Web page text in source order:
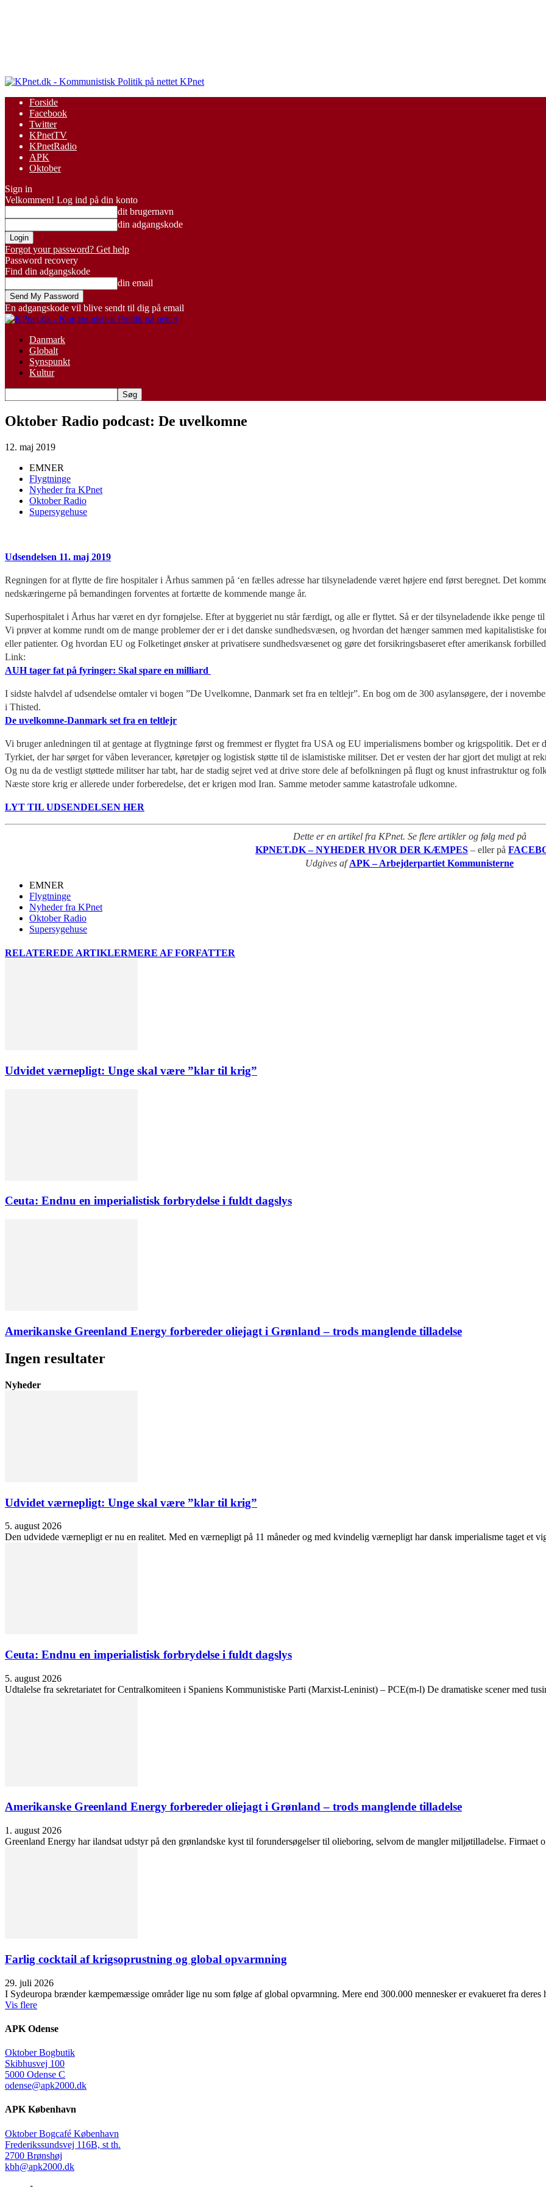
KPnet
Forside
Facebook
Twitter
KPnetTV
KPnetRadio
APK
Oktober
Sign in
Velkommen! Log ind på din konto
dit brugernavn
din adgangskode
Forgot your password? Get help
Password recovery
Find din adgangskode
din email
En adgangskode vil blive sendt til dig på email
Danmark
Globalt
Synspunkt
Kultur
Oktober Radio podcast: De uvelkomne
12. maj 2019
EMNER
Flygtninge
Nyheder fra KPnet
Oktober Radio
Supersygehuse
Udsendelsen 11. maj 2019
Regningen for at flytte de fire hospitaler i Århus sammen på ‘en fælles adresse har tilsyneladende været højere end først beregnet. Det
nedskæringerne på bemandingen forventes at fortætte de kommende mange år.
Superhospitalet i Århus har været en dyr fornøjelse. Efter at byggeriet nu står færdigt, og alle er flyttet. Så er der tilsyneladende ikke penge til
Vi prøver at komme rundt om de mange problemer der er i det danske sundhedsvæsen, og hvordan det hænger sammen med kapitalistiske
eller patienter. Og hvordan EU og Folketinget ønsker at privatisere sundhedsvæsenet og gøre det forsikringsbaseret efter amerikansk
Link:
AUH tager fat på fyringer: Skal spare en milliard
I sidste halvdel af udsendelse omtaler vi bogen ”De Uvelkomne, Danmark set fra en teltlejr”. En bog om de 300 asylansøgere, der i
i Thisted.
De uvelkomne-Danmark set fra en teltlejr
Vi bruger anledningen til at gentage at flygtninge først og fremmest er flygtet fra USA og EU imperialismens bomber og krigspolitik. Det er
Tyrkiet, der har sørget for våben leverancer, køretøjer og logistisk støtte til de islamistiske militser. Det er vesten der har gjort det muligt at
Og nu da de vestligt støttede militser har tabt, har de stadig sejret ved at drive store dele af befolkningen på flugt og knust infrastruktur og
Næste store krig er allerede under forberedelse, det er krigen mod Iran. Samme metoder samme katastrofale udkomne.
LYT TIL UDSENDELSEN HER
Dette er en artikel fra KPnet. Se flere artikler og følg med på
KPNET.DK – NYHEDER HVOR DER KÆMPES – eller på
Udgives afAPK – Arbejderpartiet Kommunisterne
EMNER
Flygtninge
Nyheder fra KPnet
Oktober Radio
Supersygehuse
RELATEREDE ARTIKLERMERE AF FORFATTER
Udvidet værnepligt: Unge skal være ”klar til krig”
Ceuta: Endnu en imperialistisk forbrydelse i fuldt dagslys
Amerikanske Greenland Energy forbereder oliejagt i Grønland – trods manglende tilladelse
Ingen resultater
Nyheder
Udvidet værnepligt: Unge skal være ”klar til krig”
5. august 2026
Den udvidede værnepligt er nu en realitet. Med en værnepligt på 11 måneder og med kvindelig værnepligt har dansk imperialisme taget et
Ceuta: Endnu en imperialistisk forbrydelse i fuldt dagslys
5. august 2026
Udtalelse fra sekretariatet for Centralkomiteen i Spaniens Kommunistiske Parti (Marxist-Leninist) – PCE(m-l) De dramatiske scener med
Amerikanske Greenland Energy forbereder oliejagt i Grønland – trods manglende tilladelse
1. august 2026
Greenland Energy har ilandsat udstyr på den grønlandske kyst til forundersøgelser til olieboring, selvom de mangler miljøtilladelse. Firmaet
Farlig cocktail af krigsoprustning og global opvarmning
29. juli 2026
I Sydeuropa brænder kæmpemæssige områder lige nu som følge af global opvarmning. Mere end 300.000 mennesker er evakueret fra deres
Vis flere
APK Odense
Oktober Bogbutik
Skibhusvej 100
5000 Odense C
odense@apk2000.dk
APK København
Oktober Bogcafé København
Frederikssundsvej 116B, st th.
2700 Brønshøj
kbh@apk2000.dk